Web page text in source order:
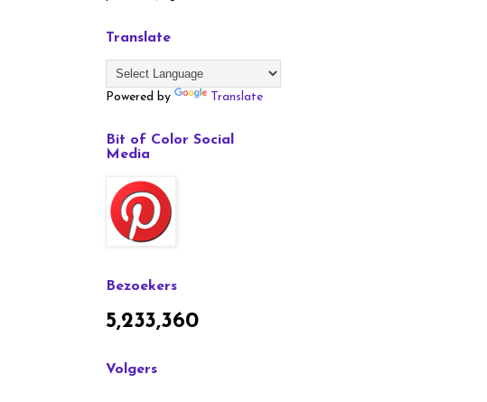
Translate
Powered by Translate
Bit of Color Social
Media
Bezoekers
5,233,360
Volgers